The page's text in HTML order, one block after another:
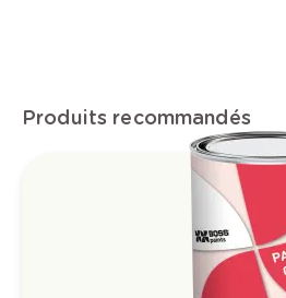
Produits recommandés